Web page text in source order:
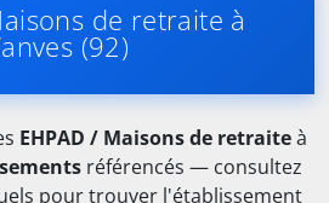
de retraite à
(92)
EHPAD / Maisons de retraiteà
référencés — consultez
pour trouver l'établissement